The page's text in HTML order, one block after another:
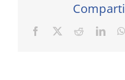
Facebook Reddit